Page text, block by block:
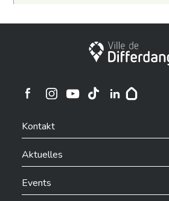
Stadt Differdingen
Ville de Differdange sur Instagram
Kontakt
Aktuelles
Events